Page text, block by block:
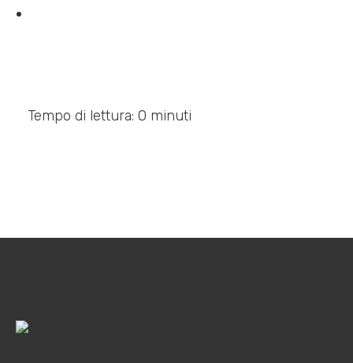
Tempo di lettura: 0 minuti